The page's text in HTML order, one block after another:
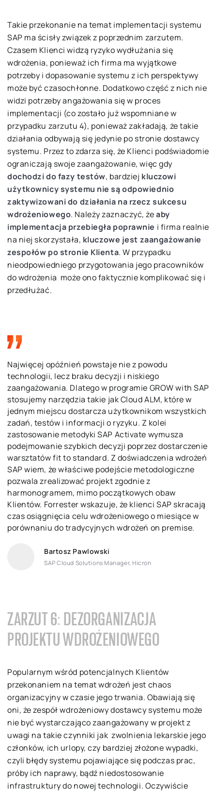
Takie przekonanie na temat implementacji systemu
SAP ma ścisły związek z poprzednim zarzutem.
Czasem Klienci widzą ryzyko wydłużania się
wdrożenia, ponieważ ich firma ma wyjątkowe
potrzeby i dopasowanie systemu z ich perspektywy
może być czasochłonne. Dodatkowo część z nich nie
widzi potrzeby angażowania się w proces
implementacji (co zostało już wspomniane w
przypadku zarzutu 4), ponieważ zakładają, że takie
działania odbywają się jedynie po stronie dostawcy
systemu. Przez to zdarza się, że Klienci podświadomie
ograniczają swoje zaangażowanie, więc gdy
dochodzi do fazy testów, bardziej kluczowi
użytkownicy systemu nie są odpowiednio
zaktywizowani do działania na rzecz sukcesu
wdrożeniowego. Należy zaznaczyć, żeaby
implementacja przebiegła poprawnie i firma realnie
na niej skorzystała, kluczowe jest zaangażowanie
zespołów po stronie Klienta. W przypadku
nieodpowiedniego przygotowania jego pracowników
do wdrożenia może ono faktycznie komplikować się i
przedłużać.
Najwięcej opóźnień powstaje nie z powodu
technologii, lecz braku decyzji i niskiego
zaangażowania. Dlatego w programie GROW with SAP
stosujemy narzędzia takie jak Cloud ALM, które w
jednym miejscu dostarcza użytkownikom wszystkich
zadań, testów i informacji o ryzyku. Z kolei
zastosowanie metodyki SAP Activate wymusza
podejmowanie szybkich decyzji poprzez dostarczenie
warsztatów fit to standard. Z doświadczenia wdrożeń
SAP wiem, że właściwe podejście metodologiczne
pozwala zrealizować projekt zgodnie z
harmonogramem, mimo początkowych obaw
Klientów. Forrester wskazuje, że klienci SAP skracają
czas osiągnięcia celu wdrożeniowego o miesiące w
porównaniu do tradycyjnych wdrożeń on premise.
Bartosz Pawlowski
SAP Cloud Solutions Manager, Hicron
ZARZUT 6: DEZORGANIZACJA
PROJEKTU WDROŻENIOWEGO
Popularnym wśród potencjalnych Klientów
przekonaniem na temat wdrożeń jest chaos
organizacyjny w czasie jego trwania. Obawiają się
oni, że zespół wdrożeniowy dostawcy systemu może
nie być wystarczająco zaangażowany w projekt z
uwagi na takie czynniki jak zwolnienia lekarskie jego
członków, ich urlopy, czy bardziej złożone wypadki,
czyli błędy systemu pojawiające się podczas prac,
próby ich naprawy, bądź niedostosowanie
infrastruktury do nowej technologii. Oczywiście